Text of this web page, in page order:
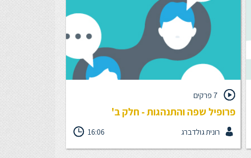
7 פרקים
פרופיל שפה והתנהגות - חלק ב'
חשיבה של אנשים באמצעות כלי תשאול, ומייצר תקשורת
16:06 רונית גולדברג